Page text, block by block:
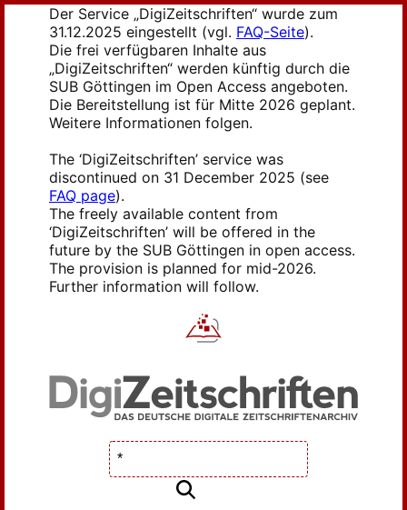
Der Service „DigiZeitschriften“ wurde zum
31.12.2025 eingestellt (vgl. FAQ-Seite).
Die frei verfügbaren Inhalte aus
„DigiZeitschriften“ werden künftig durch die
SUB Göttingen im Open Access angeboten.
Die Bereitstellung ist für Mitte 2026 geplant.
Weitere Informationen folgen.
The ‘DigiZeitschriften’ service was
discontinued on 31 December 2025 (see
FAQ page).
The freely available content from
‘DigiZeitschriften’ will be offered in the
future by the SUB Göttingen in open access.
The provision is planned for mid-2026.
Further information will follow.